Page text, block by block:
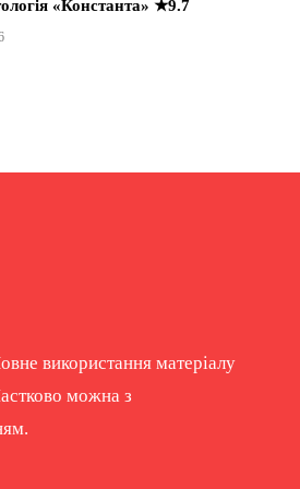
«Константа» ★9.7
використання матеріалу
можна з